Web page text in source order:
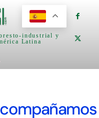
industrial y
Latina